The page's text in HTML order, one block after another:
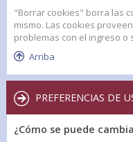
"Borrar cookies" borra las
mismo. Las cookies
problemas con el ingreso
Arriba
PREFERENCIAS DE
¿Cómo se puede